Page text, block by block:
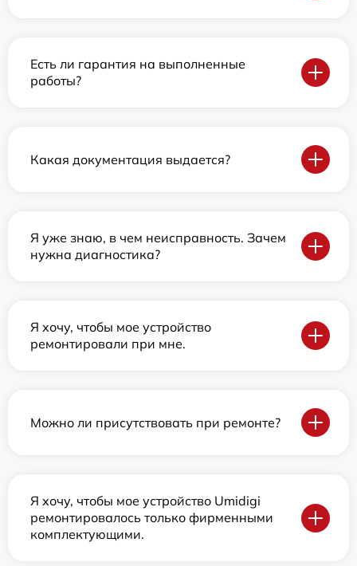
Есть ли гарантия на выполненные
работы?
Какая документация выдается?
Я уже знаю, в чем неисправность. Зачем
нужна диагностика?
Я хочу, чтобы мое устройство
ремонтировали при мне.
Можно ли присутствовать при ремонте?
Я хочу, чтобы мое устройство Umidigi
ремонтировалось только фирменными
комплектующими.